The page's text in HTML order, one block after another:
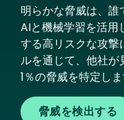
明らかな脅威は、誰
AIと機械学習を活用
する高リスクな攻
ルを通じて、他社が
1％の脅威を特定しま
脅威を検出する